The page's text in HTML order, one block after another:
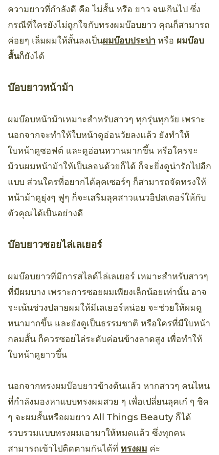
ความยาวที่กำลังดี คือ ไม่สั้น หรือ ยาว จนเกินไป ซึ่ง
กรณีที่ใครยังไม่ถูกใจกับทรงผมบ๊อบยาว คุณก็สามารถ
ค่อยๆ เล็มผมให้สั้นลงเป็นผมบ๊อบประบ่า หรือ ผมบ๊อบ
สั้นก็ยังได้
บ๊อบยาวหน้าม้า
ผมบ๊อบหน้าม้าเหมาะสำหรับสาวๆ ทุกรุ่นทุกวัย เพราะ
นอกจากจะทำให้ใบหน้าดูอ่อนวัยลงแล้ว ยังทำให้
ใบหน้าดูซอฟต์ และดูอ่อนหวานมากขึ้น หรือใครจะ
ม้วนผมหน้าม้าให้เป็นลอนด้วยก็ได้ ก็จะยิ่งดูน่ารักไปอีก
แบบ ส่วนใครที่อยากได้ลุคเซอร์ๆ ก็สามารถจัดทรงให้
หน้าม้าดูยุ่งๆ ฟูๆ ก็จะเสริมลุคสาวแนวฮิปสเตอร์ให้กับ
ตัวคุณได้เป็นอย่างดี
บ๊อบยาวซอยไล่เลเยอร์
ผมบ๊อบยาวที่มีการสไลด์ไล่เลเยอร์ เหมาะสำหรับสาวๆ
ที่มีผมบาง เพราะการซอยผมเพียงเล็กน้อยเท่านั้น อาจ
จะเน้นช่วงปลายผมให้มีเลเยอร์หน่อย จะช่วยให้ผมดู
หนามากขึ้น และยังดูเป็นธรรมชาติ หรือใครที่มีใบหน้า
กลมสั้น ก็ควรซอยไล่ระดับค่อนข้างลาดสูง เพื่อทำให้
ใบหน้าดูยาวขึ้น
นอกจากทรงผมบ๊อบยาวข้างต้นแล้ว หากสาวๆ คนไหน
ที่กำลังมองหาแบบทรงผมสวย ๆ เพื่อเปลี่ยนลุคเก๋ ๆ ชิค
ๆ จะผมสั้นหรือผมยาว All Things Beauty ก็ได้
รวบรวมแบบทรงผมเอามาให้หมดแล้ว ซึ่งทุกคน
สามารถเข้าไปติดตามกันได้ที่ ทรงผม ค่ะ